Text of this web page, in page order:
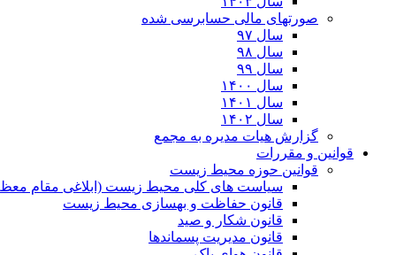
صورتهای مالی حسابرسی شده
سال ۹۷
سال ۹۸
سال ۹۹
سال ۱۴۰۰
سال ۱۴۰۱
سال ۱۴۰۲
گزارش هیات مدیره به مجمع
قوانین و مقررات
قوانین حوزه محیط زیست
ﺳﯿﺎﺳﺖ ﻫﺎی ﮐﻠﯽ ﻣﺤﯿﻂ زﯾﺴﺖ (ابلاغی مقام
قانون حفاظت و بهسازی محیط زیست
قانون شکار و صید
قانون مدیریت پسماندها